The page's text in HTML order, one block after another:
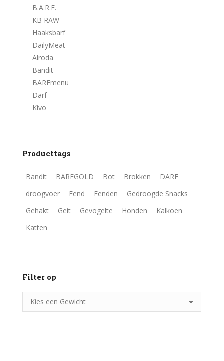
B.A.R.F.
KB RAW
Haaksbarf
DailyMeat
Alroda
Bandit
BARFmenu
Darf
Kivo
Producttags
Bandit BARFGOLD Bot Brokken
DARF
droogvoer
Eend Eenden
Gedroogde Snacks
Gehakt
Geit Gevogelte Honden
Kalkoen
Katten
Filter op